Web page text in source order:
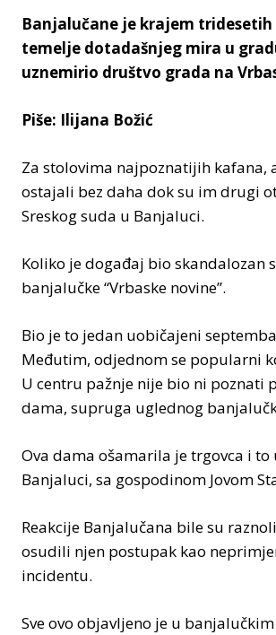
Banjalučane je krajem
temelje dotadašnjeg mira u
uznemirio društvo grada na
Piše: Ilijana Božić
Za stolovima najpoznatijih
ostajali bez daha dok su im drugi
Sreskog suda u Banjaluci.
Koliko je događaj bio skandalozan
banjalučke “Vrbaske novine”.
Bio je to jedan uobičajeni
Međutim, odjednom se popularni
U centru pažnje nije bio ni poznati
dama, supruga uglednog
Ova dama ošamarila je trgovca i
Banjaluci, sa gospodinom Jovom
Reakcije Banjalučana bile su
osudili njen postupak kao
incidentu.
Sve ovo objavljeno je u